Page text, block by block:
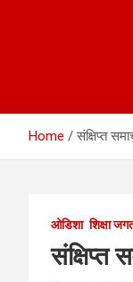
Home संक्षिप्त
ओडिशा शिक्षा
संक्षिप्त